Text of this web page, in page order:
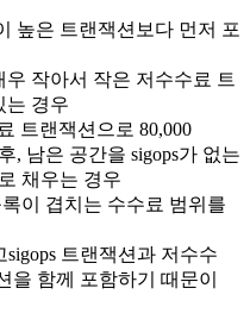
높은 트랜잭션보다 먼저 포
작아서 작은 저수수료 트
는 경우
트랜잭션으로 80,000
, 남은 공간을 sigops가 없는
채우는 경우
이 겹치는 수수료 범위를
트랜잭션과 저수수
을 함께 포함하기 때문이